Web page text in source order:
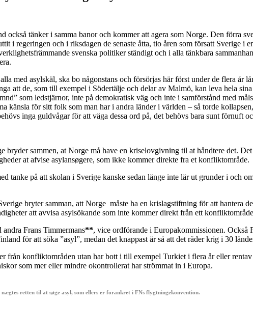
tänker i samma banor och kommer att agera som Norge. Den förra
i regeringen och i riksdagen de senaste åtta, tio åren som försatt Sverige i
svenska politiker ständigt och i alla tänkbara
med asylskäl, ska bo någonstans och försörjas här först under de flera år
att de, som till exempel i Södertälje och delar av Malmö, kan leva hela
som ledstjärnor, inte på demokratisk väg och inte i samförstånd med
känsla för sitt folk som man har i andra länder i världen – så torde
inga guldvågar för att väga dessa ord på, det behövs bara sunt förnuft
sammen, at Norge må have en kriselovgivning til at håndtere det.
at afvise asylansøgere, som ikke kommer direkte fra et konfliktområde.
tanke på att skolan i Sverige kanske sedan länge inte lär ut grunder i och
bryter samman, att Norge måste ha en krislagstiftning för att hantera
att avvisa asylsökande som inte kommer direkt från ett
Frans Timmermans**, vice ordförande i Europakommissionen. Också
för att söka ”asyl”, medan det knappast är så att det råder krig i 30
från konfliktområden utan har bott i till exempel Turkiet i flera år eller
som mer eller mindre okontrollerat har strömmat in i Europa.
retten til at søge asyl, som ellers er forankret i FNs flygtningekonvention.